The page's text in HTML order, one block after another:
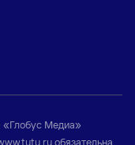
Медиа»
обязательна